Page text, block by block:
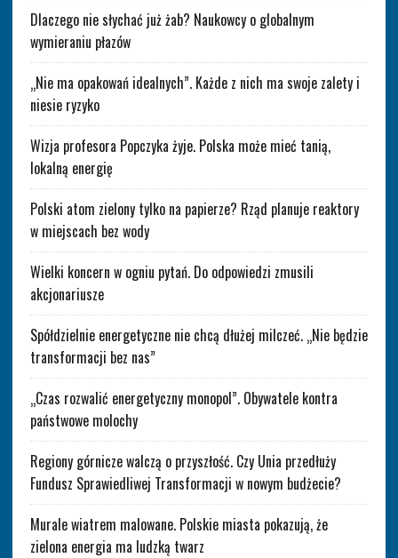
Dlaczego nie słychać już żab? Naukowcy o globalnym
wymieraniu płazów
„Nie ma opakowań idealnych”. Każde z nich ma swoje zalety i
niesie ryzyko
Wizja profesora Popczyka żyje. Polska może mieć tanią,
lokalną energię
Polski atom zielony tylko na papierze? Rząd planuje reaktory
w miejscach bez wody
Wielki koncern w ogniu pytań. Do odpowiedzi zmusili
akcjonariusze
Spółdzielnie energetyczne nie chcą dłużej milczeć. „Nie będzie
transformacji bez nas”
„Czas rozwalić energetyczny monopol”. Obywatele kontra
państwowe molochy
Regiony górnicze walczą o przyszłość. Czy Unia przedłuży
Fundusz Sprawiedliwej Transformacji w nowym budżecie?
Murale wiatrem malowane. Polskie miasta pokazują, że
zielona energia ma ludzką twarz